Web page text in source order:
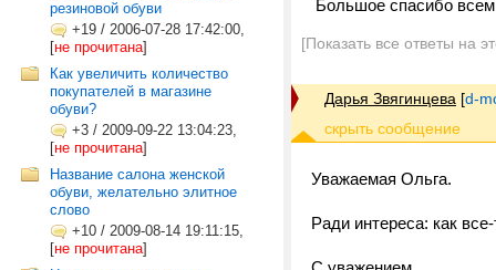
резиновой обуви
+19 / 2006-07-28 17:42:00,
[не прочитана]
Как увеличить количество
покупателей в магазине
обуви?
+3 / 2009-09-22 13:04:23,
[не прочитана]
Название салона женской
обуви, желательно элитное
слово
+10 / 2009-08-14 19:11:15,
[не прочитана]
Большое спасибо
[Показать все ответы на
Дарья Звягинцева [d-
Уважаемая Ольга.
Ради интереса: как